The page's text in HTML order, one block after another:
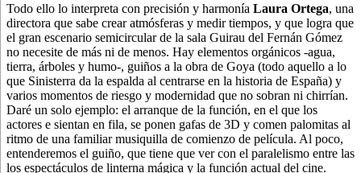
Todo ello lo interpreta con precisión y harmonía Laura Ortega, una
directora que sabe crear atmósferas y medir tiempos, y que logra que
el gran escenario semicircular de la sala Guirau del Fernán Gómez
no necesite de más ni de menos. Hay elementos orgánicos -agua,
tierra, árboles y humo-, guiños a la obra de Goya (todo aquello a lo
que Sinisterra da la espalda al centrarse en la historia de España) y
varios momentos de riesgo y modernidad que no sobran ni chirrían.
Daré un solo ejemplo: el arranque de la función, en el que los
actores e sientan en fila, se ponen gafas de 3D y comen palomitas al
ritmo de una familiar musiquilla de comienzo de película. Al poco,
entenderemos el guiño, que tiene que ver con el paralelismo entre las
los espectáculos de linterna mágica y la función actual del cine.